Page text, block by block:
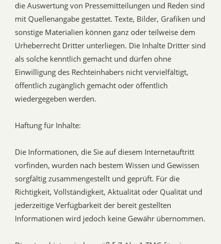
die Auswertung von Pressemitteilungen und Reden sind
mit Quellenangabe gestattet. Texte, Bilder, Grafiken und
sonstige Materialien können ganz oder teilweise dem
Urheberrecht Dritter unterliegen. Die Inhalte Dritter sind
als solche kenntlich gemacht und dürfen ohne
Einwilligung des Rechteinhabers nicht vervielfältigt,
öffentlich zugänglich gemacht oder öffentlich
wiedergegeben werden.
Haftung für Inhalte:
Die Informationen, die Sie auf diesem Internetauftritt
vorfinden, wurden nach bestem Wissen und Gewissen
sorgfältig zusammengestellt und geprüft. Für die
Richtigkeit, Vollständigkeit, Aktualität oder Qualität und
jederzeitige Verfügbarkeit der bereit gestellten
Informationen wird jedoch keine Gewähr übernommen.